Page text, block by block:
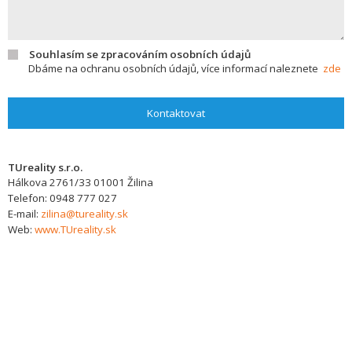
Souhlasím se zpracováním osobních údajů
Dbáme na ochranu osobních údajů, více informací naleznete zde
Kontaktovat
TUreality s.r.o.
Hálkova 2761/33 01001 Žilina
Telefon: 0948 777 027
E-mail: zilina@tureality.sk
Web: www.TUreality.sk